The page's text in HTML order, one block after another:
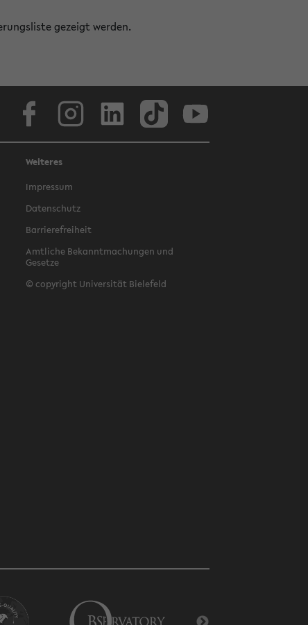
gezeigt werden.
Weiteres
Impressum
Datenschutz
Barrierefreiheit
Amtliche Bekanntmachungen und
Gesetze
© copyright Universität Bielefeld